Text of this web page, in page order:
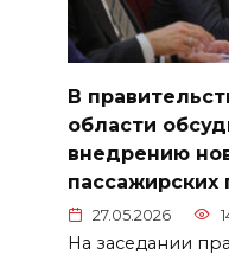
В
области
внедрению
пассажирских
27.05.2026
На заседании